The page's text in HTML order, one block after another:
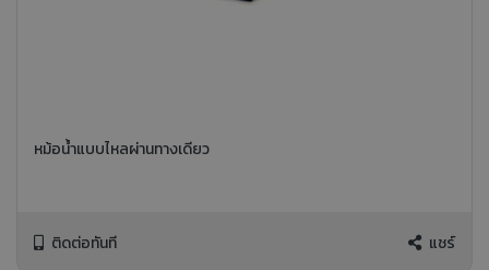
หม้อน้ำแบบไหลผ่านทางเดียว
ติดต่อทันที แชร์